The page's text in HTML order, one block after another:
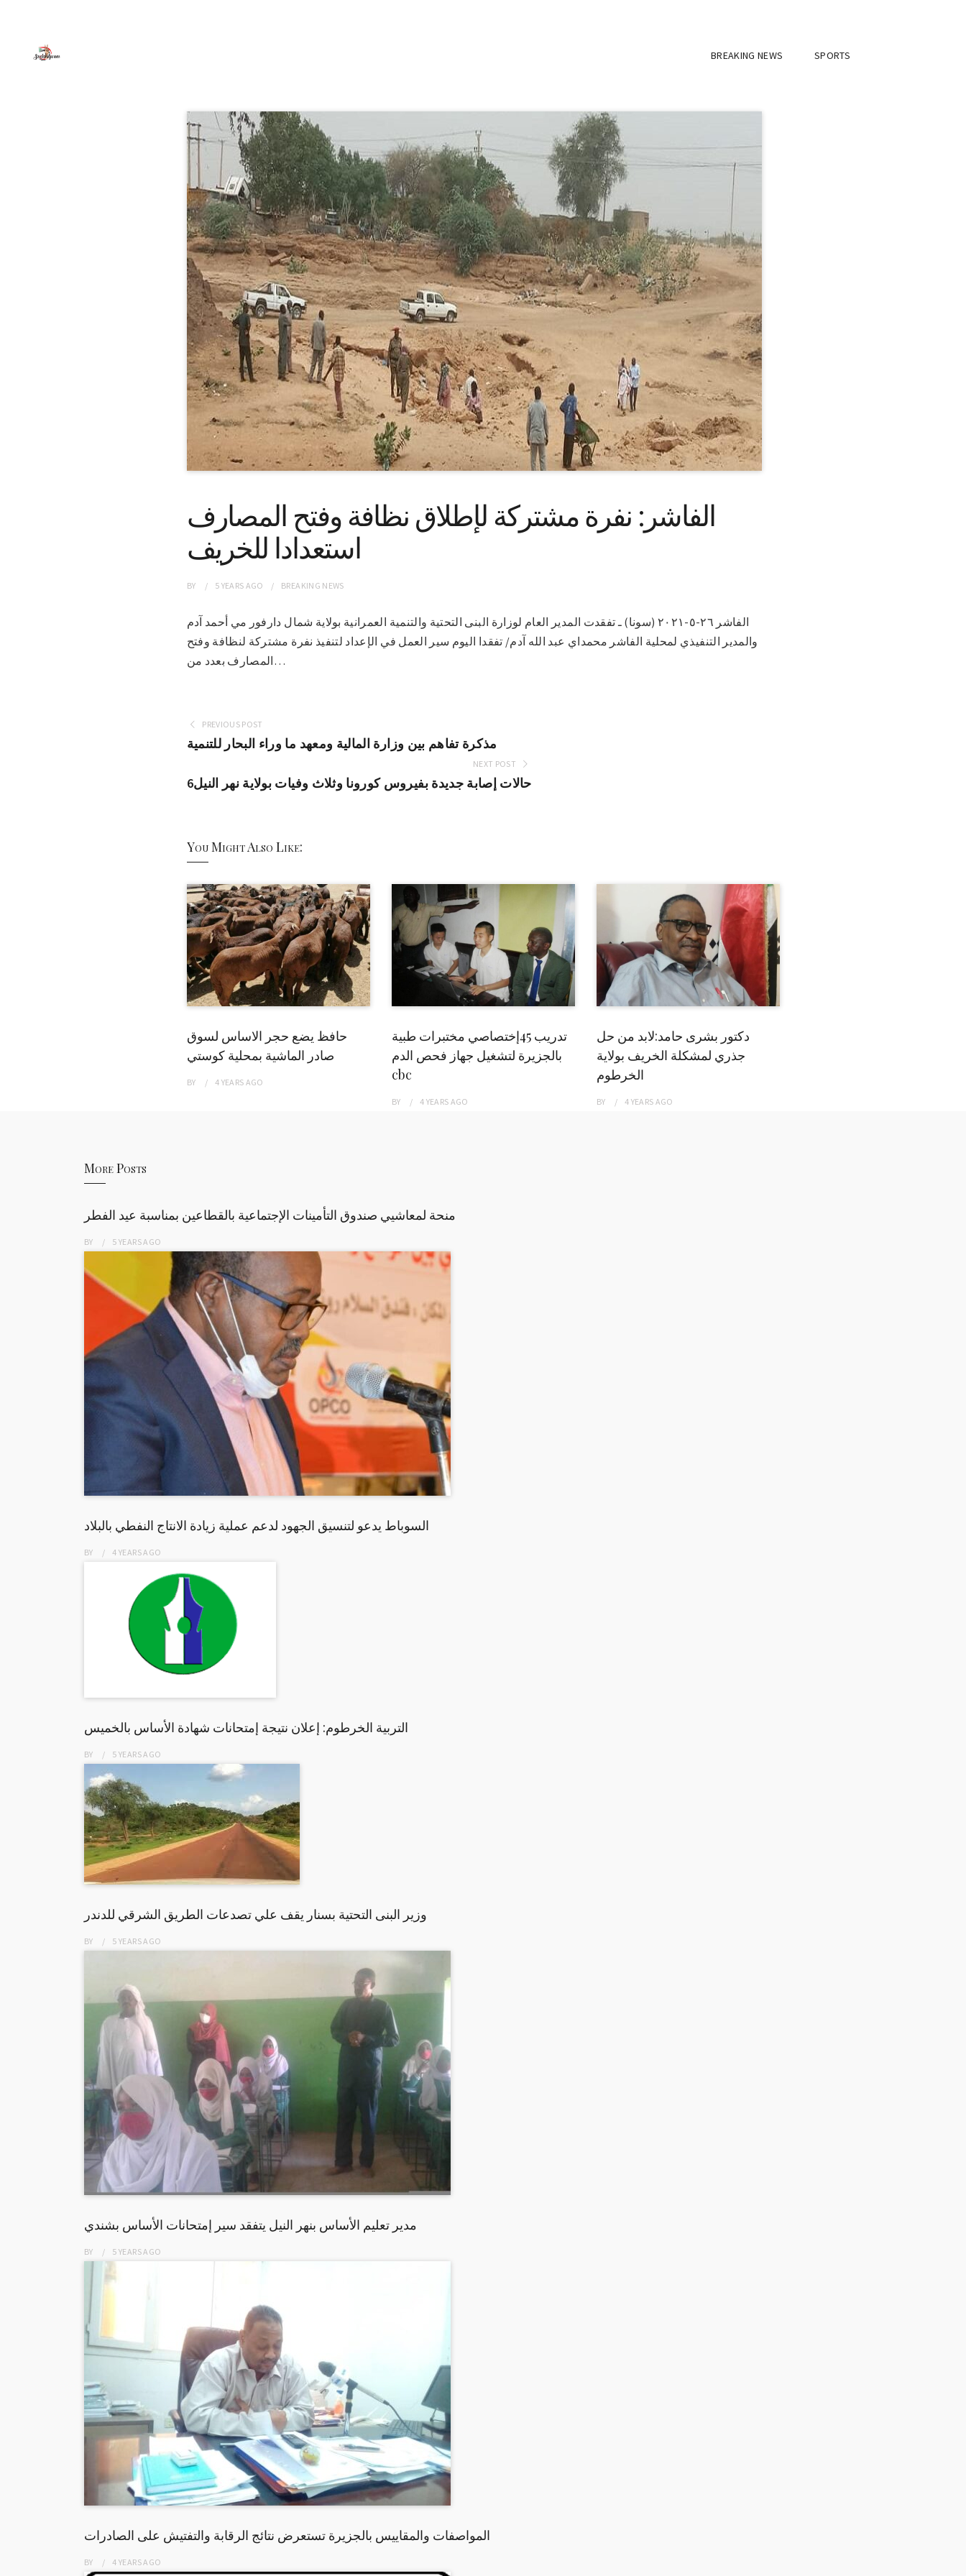
BREAKING NEWS SPORTS
الفاشر: نفرة مشتركة لإطلاق نظافة وفتح المصارف
استعدادا للخريف
BY 5 YEARS AGO BREAKING NEWS
الفاشر ٢٦-٥-٢٠٢١ (سونا) ـ تفقدت المدير العام لوزارة البنى التحتية والتنمية العمرانية بولاية شمال دارفور مي أحمد آدم
والمدير التنفيذي لمحلية الفاشر محمداي عبد الله آدم/ تفقدا اليوم سير العمل في الإعداد لتنفيذ نفرة مشتركة لنظافة وفتح
المصارف بعدد من…
PREVIOUS POST
مذكرة تفاهم بين وزارة المالية ومعهد ما وراء البحار للتنمية
NEXT POST
6حالات إصابة جديدة بفيروس كورونا وثلاث وفيات بولاية نهر النيل
You Might Also Like:
حافظ يضع حجر الاساس لسوق
صادر الماشية بمحلية كوستي
BY 4 YEARS AGO
تدريب 45إختصاصي مختبرات طبية
بالجزيرة لتشغيل جهاز فحص الدم
cbc
BY 4 YEARS AGO
دكتور بشرى حامد:لابد من حل
جذري لمشكلة الخريف بولاية
الخرطوم
BY 4 YEARS AGO
More Posts
منحة لمعاشيي صندوق التأمينات الإجتماعية بالقطاعين بمناسبة عيد الفطر
BY 5 YEARSAGO
السوباط يدعو لتنسيق الجهود لدعم عملية زيادة الانتاج النفطي بالبلاد
BY 4 YEARSAGO
التربية الخرطوم: إعلان نتيجة إمتحانات شهادة الأساس بالخميس
BY 5 YEARSAGO
وزير البنى التحتية بسنار يقف علي تصدعات الطريق الشرقي للدندر
BY 5 YEARSAGO
مدير تعليم الأساس بنهر النيل يتفقد سير إمتحانات الأساس بشندي
BY 5 YEARSAGO
المواصفات والمقاييس بالجزيرة تستعرض نتائج الرقابة والتفتيش على الصادرات
BY 4 YEARSAGO